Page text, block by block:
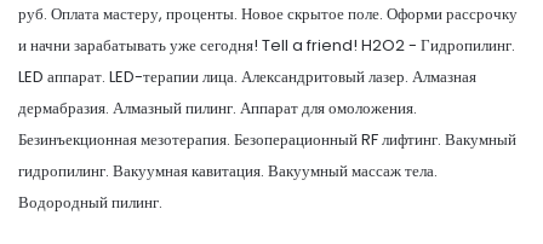
руб. Оплата мастеру, проценты. Новое скрытое поле. Оформи рассрочку
и начни зарабатывать уже сегодня! Tell a friend! H2O2 - Гидропилинг.
LED аппарат. LED-терапии лица. Александритовый лазер. Алмазная
дермабразия. Алмазный пилинг. Аппарат для омоложения.
Безинъекционная мезотерапия. Безоперационный RF лифтинг. Вакумный
гидропилинг. Вакуумная кавитация. Вакуумный массаж тела.
Водородный пилинг.